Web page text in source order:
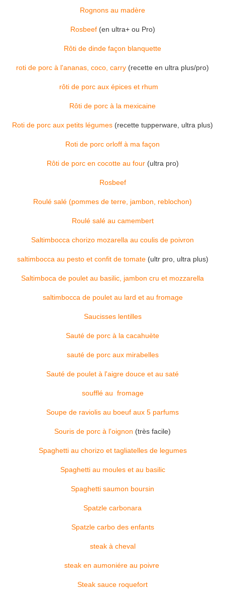
Rognons au madère
Rosbeef(en ultra+ ou Pro)
Rôti de dinde façon blanquette
roti de porc à l'ananas, coco, carry (recette en ultra plus/pro)
rôti de porc aux épices et rhum
Rôti de porc à la mexicaine
Roti de porc aux petits légumes (recette tupperware, ultra plus)
Roti de porc orloff à ma façon
Rôti de porc en cocotte au four(ultra pro)
Rosbeef
Roulé salé (pommes de terre, jambon, reblochon)
Roulé salé au camembert
Saltimbocca chorizo mozarella au coulis de poivron
saltimbocca au pesto et confit de tomate(ultr pro, ultra plus)
Saltimboca de poulet au basilic, jambon cru et mozzarella
saltimbocca de poulet au lard et au fromage
Saucisses lentilles
Sauté de porc à la cacahuète
sauté de porc aux mirabelles
Sauté de poulet à l'aigre douce et au saté
soufflé au fromage
Soupe de raviolis au boeuf aux 5 parfums
Souris de porc à l'oignon (très facile)
Spaghetti au chorizo et tagliatelles de legumes
Spaghetti au moules et au basilic
Spaghetti saumon boursin
Spatzle carbonara
Spatzle carbo des enfants
steak à cheval
steak en aumoniére au poivre
Steak sauce roquefort